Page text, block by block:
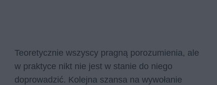
Teoretycznie wszyscy pragną porozumienia, ale
w praktyce nikt nie jest w stanie do niego
doprowadzić. Kolejna szansa na wywołanie